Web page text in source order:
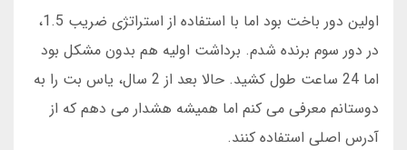
اولین دور باخت بود اما با استفاده از استراتژی ضریب 1.5،
در دور سوم برنده شدم. برداشت اولیه هم بدون مشکل بود
اما 24 ساعت طول کشید. حالا بعد از 2 سال، یاس بت را به
دوستانم معرفی می کنم اما همیشه هشدار می دهم که از
آدرس اصلی استفاده کنند.